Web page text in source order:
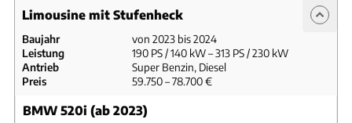
Limousine mit Stufenheck
Baujahr
von 2023 bis 2024
Leistung
190 PS / 140 kW – 313 PS / 230 kW
Antrieb
Super Benzin, Diesel
Preis
59.750 – 78.700 €
BMW 520i (ab 2023)